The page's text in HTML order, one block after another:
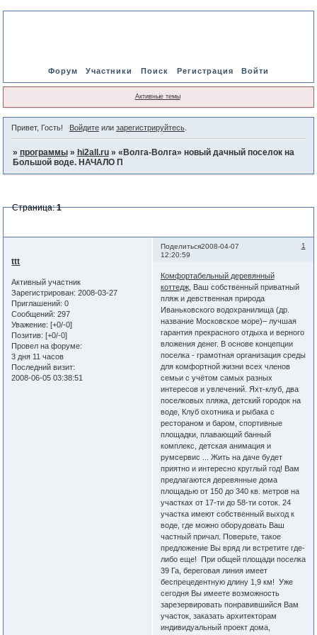
Форум Участники Поиск Регистрация Войти
Активные темы
Привет, Гость! Войдитеили зарегистрируйтесь.
» программы » hi2all.ru » «Волга-Волга» новый дачный поселок на
Большой воде. НАЧАЛО П
Страница:1
Поделиться 1
2008-04-07
12:20:59
ttt
Активный участник
Зарегистрирован: 2008-03-27
Приглашений: 0
Сообщений: 297
Уважение: [+0/-0]
Позитив: [+0/-0]
Провел на форуме:
3 дня 11 часов
Последний визит:
2008-06-05 03:38:51
Комфортабельный деревянный
коттедж, Ваш собственный приватный
пляж и девственная природа
Иваньковского водохранилища (др.
название Московское море)– лучшая
гарантия прекрасного отдыха и верного
вложения денег. В основе концепции
поселка - грамотная организация среды
для комфортной жизни всех членов
семьи с учётом самых разных
интересов и увлечений. Яхт-клуб, два
поселковых пляжа, детский городок на
воде, Клуб охотника и рыбака с
рестораном и баром, спортивные
площадки, плавающий банный
комплекс, детская анимация и
румсервис ... Жить на даче будет
приятно и интересно круглый год! Вам
предлагаются деревянные дома
площадью от 150 до 340 кв. метров на
участках от 17-ти до 58-ти соток. 24
участка имеют собственный выход к
воде, где можно оборудовать Ваш
частный причал. Поверьте, такое
предложение Вы вряд ли встретите где-
либо еще! При общей площади поселка
39 Га, береговая линия имеет
беспрецедентную длину 1,9 км! Уже
сегодня Вы имеете возможность
зарезервировать понравившийся Вам
участок, заказать архитекторам
индивидуальный проект дома,